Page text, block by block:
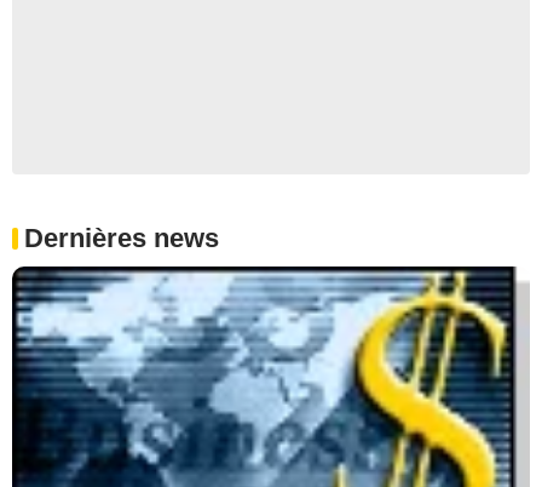
Dernières news